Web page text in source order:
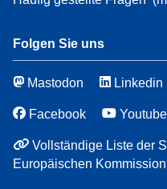
Folgen Sie uns
Mastodon Linkedin
Facebook Youtube
Vollständige Liste der
Europäischen Kommission